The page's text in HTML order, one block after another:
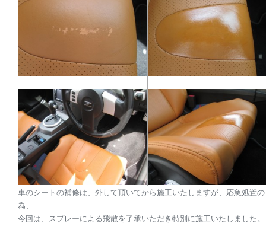
車のシートの補修は、外して頂いてから施工いたしますが、応急処置の
為、
今回は、スプレーによる飛散を了承いただき特別に施工いたしました。